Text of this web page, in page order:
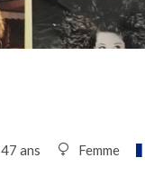
47 ans Femme